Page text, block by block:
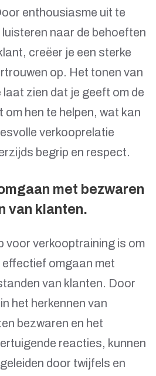
enthousiasme uit te
naar de behoeften
creëer je een sterke
op. Het tonen van
zien dat je geeft om de
om hen te helpen, wat kan
verkooprelatie
begrip en respect.
met bezwaren
van klanten.
voor verkooptraining is om
omgaan met
van klanten. Door
het herkennen van
bezwaren en het
reacties, kunnen
door twijfels en